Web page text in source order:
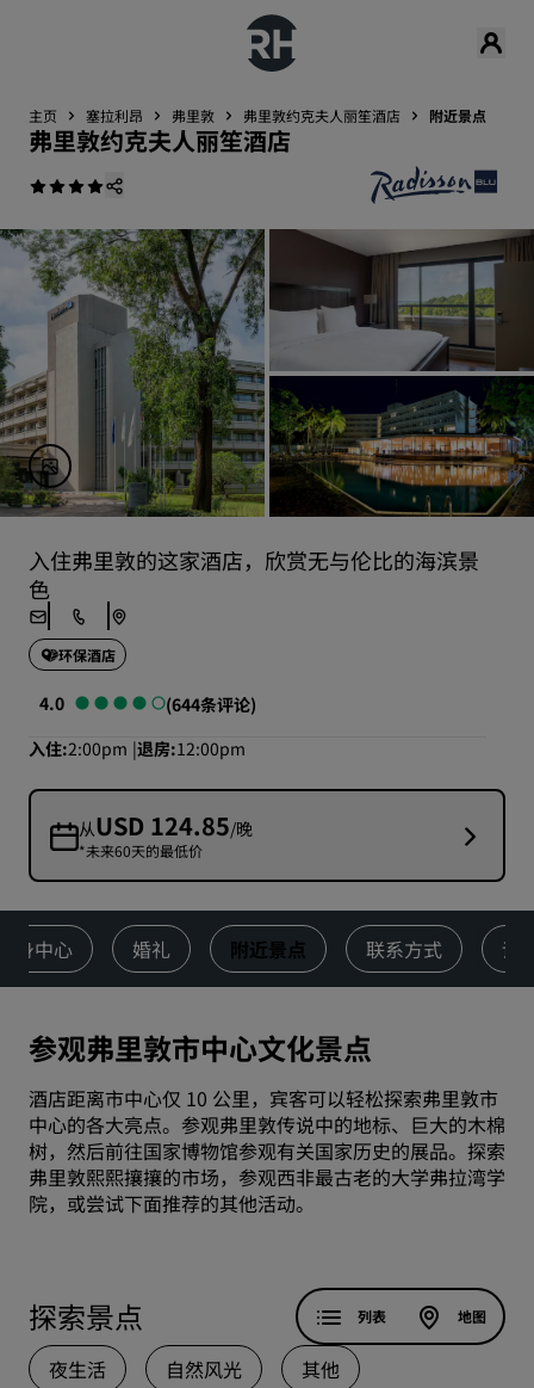
主页 塞拉利昂 弗里敦 弗里敦约克夫人丽笙酒店 附近景点
弗里敦约克夫人丽笙酒店
入住弗里敦的这家酒店，欣赏无与伦比的海滨景
色
环保酒店
4.0
(644条评论)
入住 2:00pm 退房 12:00pm
从USD 124.85/晚
*未来60天的最低价
身中心 婚礼 附近景点 联系方式 评
参观弗里敦市中心文化景点
酒店距离市中心仅 10 公里，宾客可以轻松探索弗里敦市
中心的各大亮点。参观弗里敦传说中的地标、巨大的木棉
树，然后前往国家博物馆参观有关国家历史的展品。探索
弗里敦熙熙攘攘的市场，参观西非最古老的大学弗拉湾学
院，或尝试下面推荐的其他活动。
探索景点
夜生活 自然风光 其他
列表 地图